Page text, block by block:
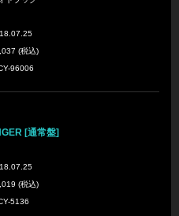
(税込)
96006
[通常盤]
(税込)
5136